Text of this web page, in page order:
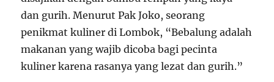
dan gurih. Menurut Pak Joko, seorang
penikmat kuliner di Lombok, “Bebalung adalah
makanan yang wajib dicoba bagi pecinta
kuliner karena rasanya yang lezat dan gurih.”